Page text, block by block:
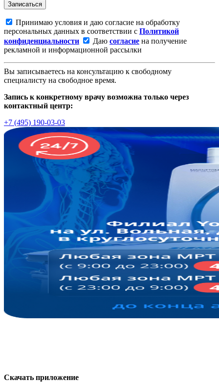
Записаться
Принимаю условия и даю согласие на обработку
персональных данных в соответствии с Политикой
конфиденциальности
Даю согласие на получение
рекламной и информационной рассылки
Вы записываетесь на консультацию к свободному
специалисту на свободное время.
Запись к конкретному врачу возможна только через
контактный центр:
+7 (495) 190-03-03
Скачать приложение